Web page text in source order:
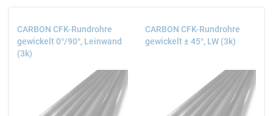
CARBON CFK-Rundrohre
gewickelt 0°/90°, Leinwand
(3k)
CARBON CFK-Rundrohre
gewickelt ± 45°, LW (3k)